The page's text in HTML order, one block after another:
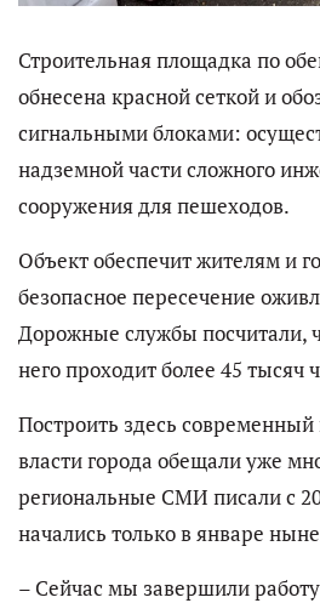
Строительная площадка по
обнесена красной сеткой и
сигнальными блоками:
надземной части сложного
сооружения для пешеходов.
Объект обеспечит жителям и
безопасное пересечение
Дорожные службы посчитали,
него проходит более 45 тысяч
Построить здесь
власти города обещали уже
региональные СМИ писали с
начались только в январе
– Сейчас мы завершили